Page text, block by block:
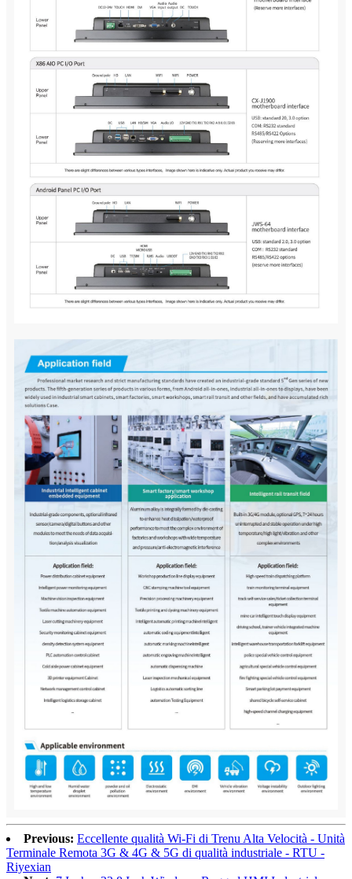
Previous: Eccellente qualità Wi-Fi di Trenu Alta Velocità - Unità
Terminale Remota 3G & 4G & 5G di qualità industriale - RTU -
Riyexian